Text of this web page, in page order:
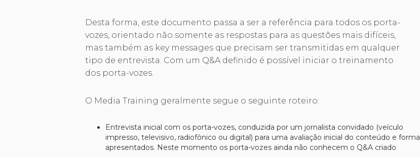
Desta forma, este documento passa a ser a referência para todos os porta-
vozes, orientado não somente as respostas para as questões mais difíceis,
mas também as key messages que precisam ser transmitidas em qualquer
tipo de entrevista. Com um Q&A definido é possível iniciar o treinamento
dos porta-vozes.
O Media Training geralmente segue o seguinte roteiro:
Entrevista inicial com os porta-vozes, conduzida por um jornalista convidado (veículo
impresso, televisivo, radiofônico ou digital) para uma avaliação inicial do conteúdo e forma
apresentados. Neste momento os porta-vozes ainda não conhecem o Q&A criado